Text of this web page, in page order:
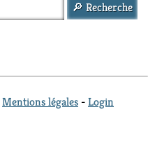
Mentions légales -Login